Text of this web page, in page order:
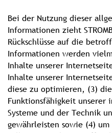
Bei der Nutzung dieser
Informationen zieht
Rückschlüsse auf die
Informationen werden
Inhalte unserer
Inhalte unserer
diese zu optimieren, (3)
Funktionsfähigkeit unserer
Systeme und der Technik
gewährleisten sowie (4)